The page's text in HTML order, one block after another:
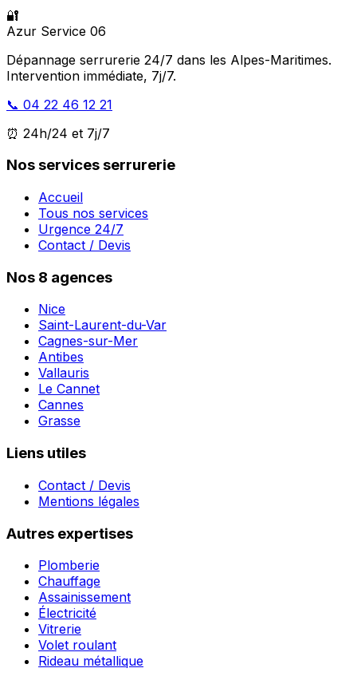
🔐
Azur Service 06
Dépannage serrurerie 24/7 dans les Alpes-Maritimes.
Intervention immédiate, 7j/7.
📞 04 22 46 12 21
⏰ 24h/24 et 7j/7
Nos services serrurerie
Accueil
Tous nos services
Urgence 24/7
Contact / Devis
Nos 8 agences
Nice
Saint-Laurent-du-Var
Cagnes-sur-Mer
Antibes
Vallauris
Le Cannet
Cannes
Grasse
Liens utiles
Contact / Devis
Mentions légales
Autres expertises
Plomberie
Chauffage
Assainissement
Électricité
Vitrerie
Volet roulant
Rideau métallique